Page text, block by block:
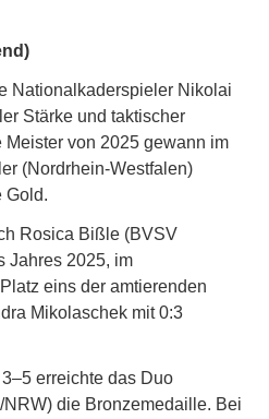
Nationalkaderspieler Nikolai
Stärke und taktischer
von 2025 gewann im
(Nordrhein-Westfalen)
Gold.
Rosica Bißle (BVSV
Jahres 2025, im
eins der amtierenden
Mikolaschek mit 0:3
erreichte das Duo
die Bronzemedaille. Bei